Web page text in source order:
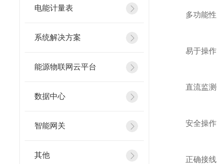
电能计量表
系统解决方案
能源物联网云平台
数据中心
智能网关
其他
多功能性：
易于操作：
直流监测
安全操作：
正确接线：